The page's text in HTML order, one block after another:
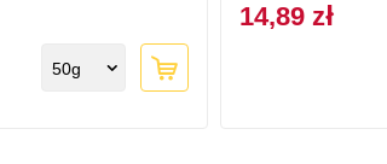
50g
14,89 zł